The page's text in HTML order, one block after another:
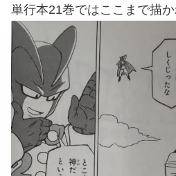
単行本21巻ではここまで描か